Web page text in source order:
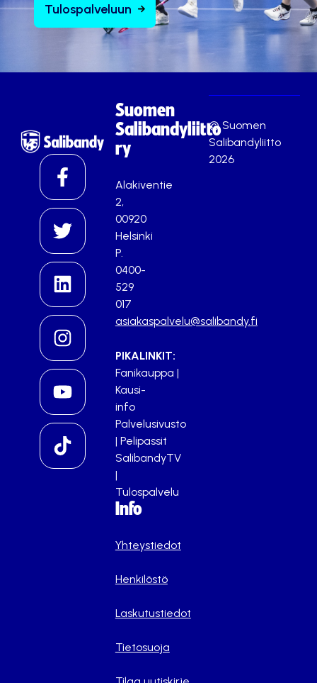
Tulospalveluun
Suomen
Salibandyliitto
ry
Alakiventie
2,
00920
Helsinki
P.
0400-
529
017
asiakaspalvelu@salibandy.fi
PIKALINKIT:
Fanikauppa |
Kausi-
info
Palvelusivusto
| Pelipassit
SalibandyTV
|
Tulospalvelu
Info
Yhteystiedot
Henkilöstö
Laskutustiedot
Tietosuoja
© Suomen
Salibandyliitto
2026